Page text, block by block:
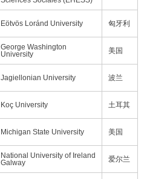
Eötvös Loránd University 匈牙利
George Washington
University
美国
Jagiellonian University 波兰
Koç University 土耳其
Michigan State University 美国
National University of Ireland
Galway
爱尔兰